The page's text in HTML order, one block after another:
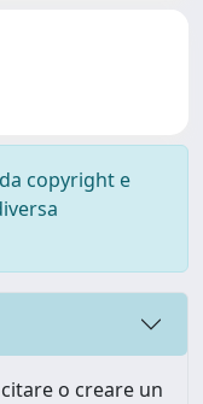
copyright e
o creare un